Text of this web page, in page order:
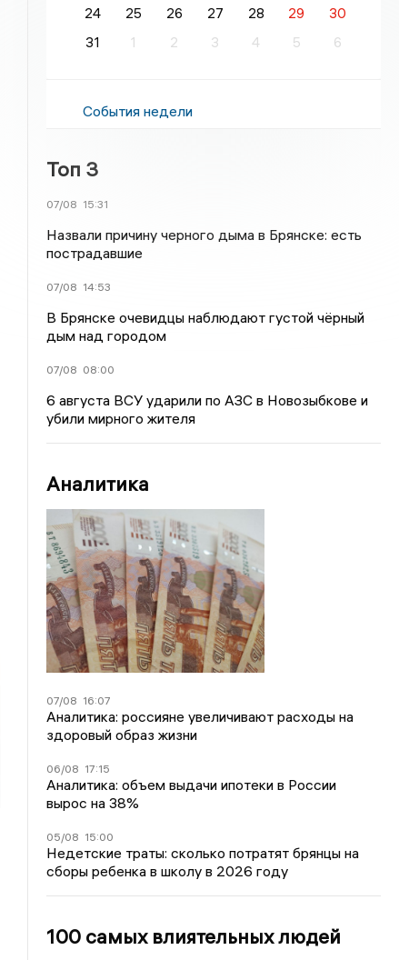
24
25 26 27 28 29
30
31
1 2 3 4 5 6
События недели
Топ 3
07/08 15:31
Назвали причину черного дыма в Брянске: есть
пострадавшие
07/08 14:53
В Брянске очевидцы наблюдают густой чёрный
дым над городом
07/08 08:00
6 августа ВСУ ударили по АЗС в Новозыбкове и
убили мирного жителя
Аналитика
07/08 16:07
Аналитика: россияне увеличивают расходы на
здоровый образ жизни
06/08 17:15
Аналитика: объем выдачи ипотеки в России
вырос на 38%
05/08 15:00
Недетские траты: сколько потратят брянцы на
сборы ребенка в школу в 2026 году
100 самых влиятельных людей